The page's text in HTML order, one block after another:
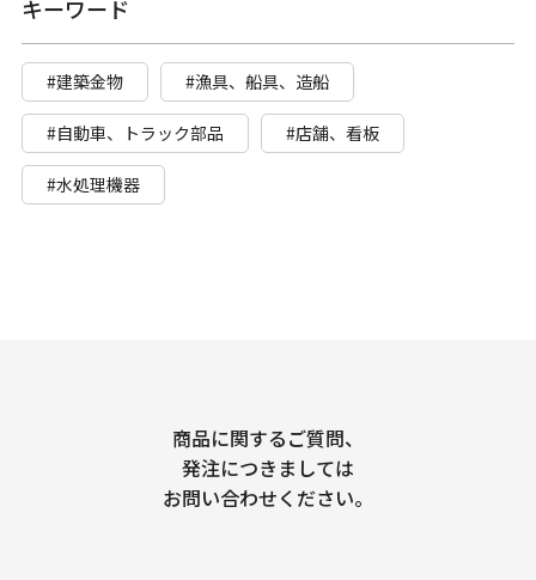
キーワード
#建築金物 #漁具、船具、造船
#自動車、トラック部品 #店舗、看板
#水処理機器
商品に関するご質問、
発注につきましては
お問い合わせください。